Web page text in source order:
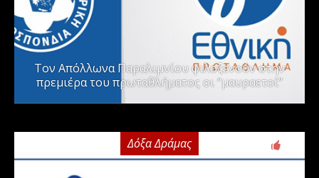
Τον Απόλλωνα Παραλιμνίου φιλοξενούν στην
πρεμιέρα του πρωταθλήματος οι “μαυραετοί”
Δόξα Δράμας